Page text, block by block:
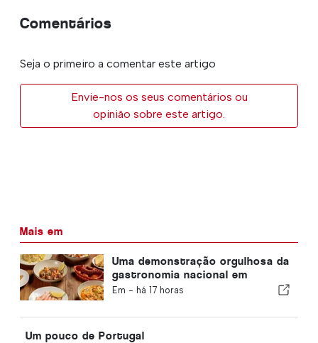
Comentários
Seja o primeiro a comentar este artigo
Envie-nos os seus comentários ou
opinião sobre este artigo.
Mais em
Uma demonstração orgulhosa da
gastronomia nacional em
Albufeira
Em - há 17 horas
Um pouco de Portugal